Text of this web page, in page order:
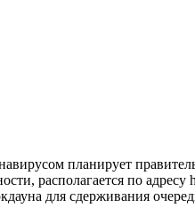
планирует
располагается по адресу
для сдерживания